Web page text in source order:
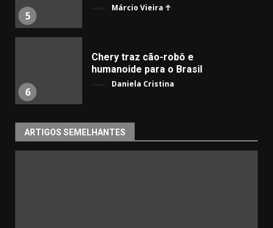
5
Márcio Vieira ☥
6
Chery traz cão-robô e
humanoide para o Brasil
Daniela Cristina
ARTIGOS SEMELHANTES